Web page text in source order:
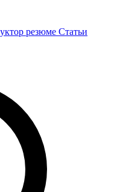
резюме Статьи